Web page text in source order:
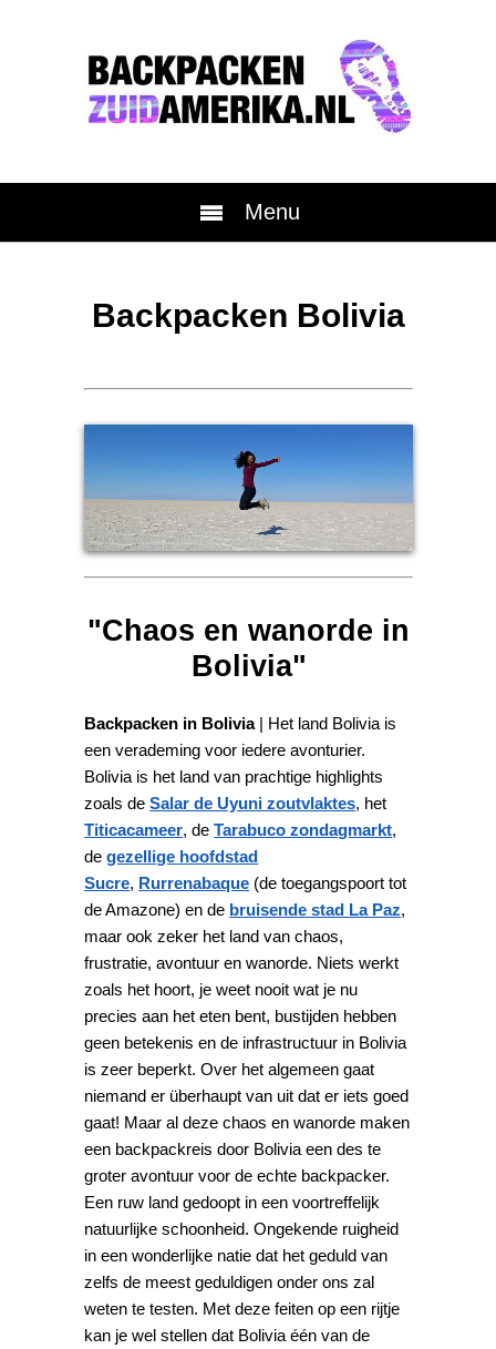
Menu
Backpacken Bolivia
"Chaos en wanorde in
Bolivia"
Backpacken in Bolivia| Het land Bolivia is
een verademing voor iedere avonturier.
Bolivia is het land van prachtige highlights
zoals deSalar de Uyuni zoutvlaktes, het
Titicacameer, deTarabuco zondagmarkt,
degezellige hoofdstad
Sucre, Rurrenabaque (de toegangspoort tot
de Amazone) en de bruisende stad La Paz,
maar ook zeker het land van chaos,
frustratie, avontuur en wanorde. Niets werkt
zoals het hoort, je weet nooit wat je nu
precies aan het eten bent, bustijden hebben
geen betekenis en de infrastructuur in Bolivia
is zeer beperkt. Over het algemeen gaat
niemand er überhaupt van uit dat er iets goed
gaat! Maar al deze chaos en wanorde maken
een backpackreis door Bolivia een des te
groter avontuur voor de echte backpacker.
Een ruw land gedoopt in een voortreffelijk
natuurlijke schoonheid. Ongekende ruigheid
in een wonderlijke natie dat het geduld van
zelfs de meest geduldigen onder ons zal
weten te testen. Met deze feiten op een rijtje
kan je wel stellen dat Bolivia één van de